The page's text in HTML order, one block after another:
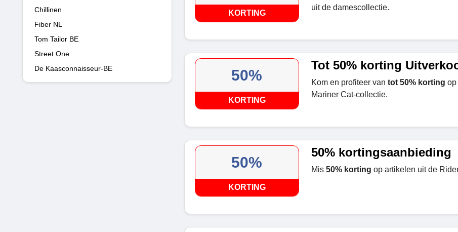
Chillinen
Fiber NL
Tom Tailor BE
Street One
De Kaasconnaisseur-BE
KORTING
uit de damescollectie.
50%
KORTING
Tot 50% korting
Kom en profiteer van tot 50% korting op
Mariner Cat-collectie.
50%
KORTING
50% kortingsaanbieding
Mis 50% korting op artikelen uit de